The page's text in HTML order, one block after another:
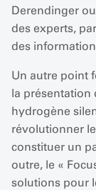
Derendinger
des experts,
des
Un autre point
la présentation
hydrogène
révolutionner
constituer un
outre, le «
solutions pour